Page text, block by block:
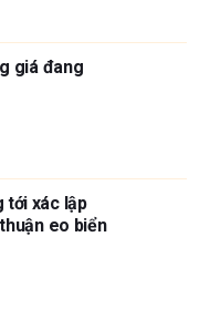
giá đang
tới xác lập
eo biển